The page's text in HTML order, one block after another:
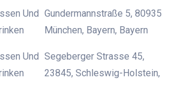
Und Gundermannstraße 5, 80935
München, Bayern, Bayern
Und Segeberger Strasse 45,
23845, Schleswig-Holstein,